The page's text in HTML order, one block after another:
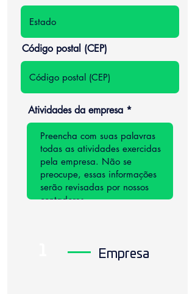
Código postal (CEP)
Atividades da empresa
Empresa